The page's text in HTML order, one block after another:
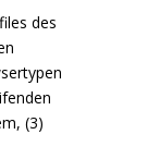
des
(3)